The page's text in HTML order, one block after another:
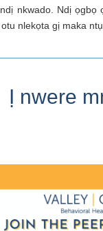
nkwado. Ndị
nlekọta gị maka
Ị nwere